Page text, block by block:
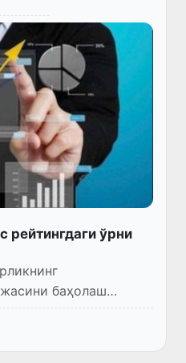
рейтингдаги ўрни
баҳолаш
амалга